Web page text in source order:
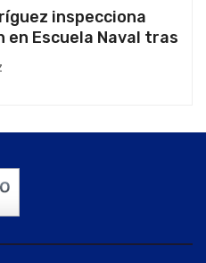
inspecciona
Escuela Naval tras
La Guaira